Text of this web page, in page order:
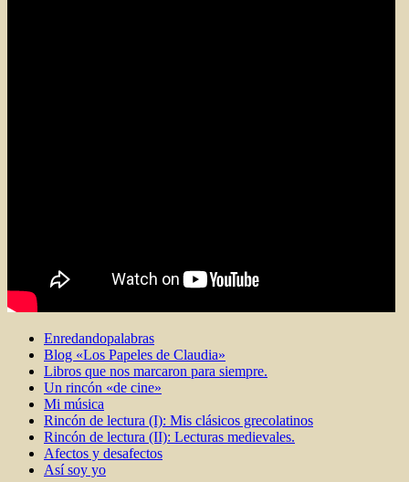
Enredandopalabras
Blog «Los Papeles de Claudia»
Libros que nos marcaron para siempre.
Un rincón «de cine»
Mi música
Rincón de lectura (I): Mis clásicos grecolatinos
Rincón de lectura (II): Lecturas medievales.
Afectos y desafectos
Así soy yo